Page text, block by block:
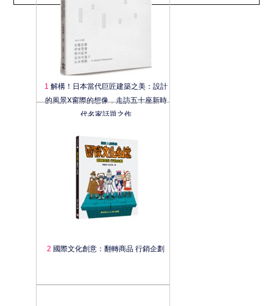
1 解構！日本當代巨匠建築之美：設計
的風景X窗際的想像，走訪五十座新時
代名家話題之作
2 國際文化創意：翻轉商品 行銷企劃